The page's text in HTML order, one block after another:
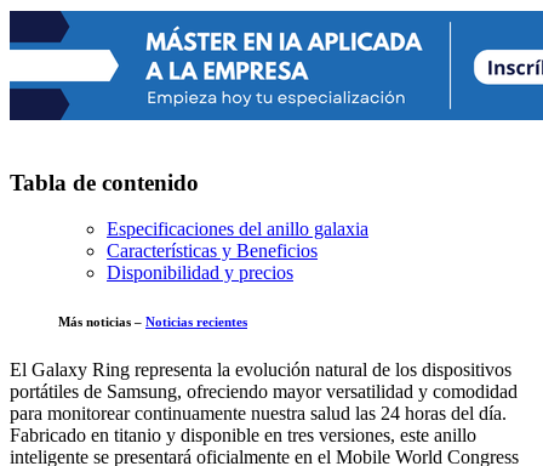
Tabla de contenido
Especificaciones del anillo galaxia
Características y Beneficios
Disponibilidad y precios
Más noticias – Noticias recientes
El Galaxy Ring representa la evolución natural de los dispositivos
portátiles de Samsung, ofreciendo mayor versatilidad y comodidad
para monitorear continuamente nuestra salud las 24 horas del día.
Fabricado en titanio y disponible en tres versiones, este anillo
inteligente se presentará oficialmente en el Mobile World Congress